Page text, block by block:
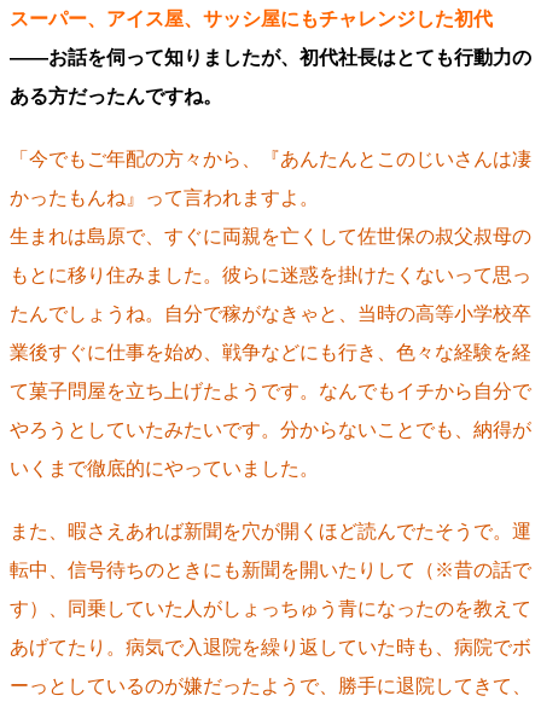
スーパー、アイス屋、サッシ屋にもチャレンジした初代
――お話を伺って知りましたが、初代社長はとても行動力の
ある方だったんですね。
「今でもご年配の方々から、『あんたんとこのじいさんは凄
かったもんね』って言われますよ。
生まれは島原で、すぐに両親を亡くして佐世保の叔父叔母の
もとに移り住みました。彼らに迷惑を掛けたくないって思っ
たんでしょうね。自分で稼がなきゃと、当時の高等小学校卒
業後すぐに仕事を始め、戦争などにも行き、色々な経験を経
て菓子問屋を立ち上げたようです。なんでもイチから自分で
やろうとしていたみたいです。分からないことでも、納得が
いくまで徹底的にやっていました。
また、暇さえあれば新聞を穴が開くほど読んでたそうで。運
転中、信号待ちのときにも新聞を開いたりして（※昔の話で
す）、同乗していた人がしょっちゅう青になったのを教えて
あげてたり。病気で入退院を繰り返していた時も、病院でボ
ーっとしているのが嫌だったようで、勝手に退院してきて、